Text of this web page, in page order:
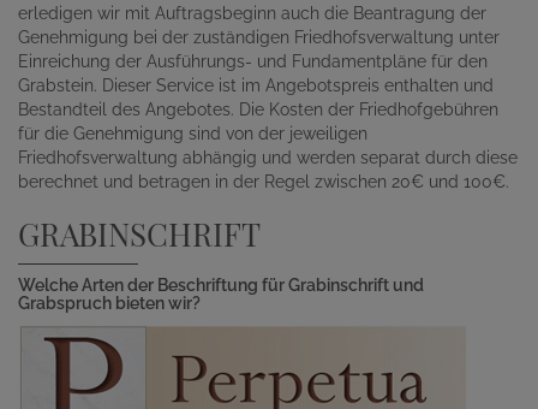
erledigen wir mit Auftragsbeginn auch die Beantragung der
Genehmigung bei der zuständigen Friedhofsverwaltung unter
Einreichung der Ausführungs- und Fundamentpläne für den
Grabstein. Dieser Service ist im Angebotspreis enthalten und
Bestandteil des Angebotes. Die Kosten der Friedhofgebühren
für die Genehmigung sind von der jeweiligen
Friedhofsverwaltung abhängig und werden separat durch diese
berechnet und betragen in der Regel zwischen 20€ und 100€.
GRABINSCHRIFT
Welche Arten der Beschriftung für Grabinschrift und
Grabspruch bieten wir?